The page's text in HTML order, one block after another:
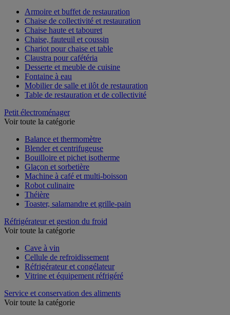
Armoire et buffet de restauration
Chaise de collectivité et restauration
Chaise haute et tabouret
Chaise, fauteuil et coussin
Chariot pour chaise et table
Claustra pour cafétéria
Desserte et meuble de cuisine
Fontaine à eau
Mobilier de salle et ilôt de restauration
Petit électroménager
Balance et thermomètre
Blender et centrifugeuse
Bouilloire et pichet isotherme
Glaçon et sorbetière
Machine à café et multi-boisson
Robot culinaire
Théière
Réfrigérateur et gestion du froid
Cave à vin
Cellule de refroidissement
Réfrigérateur et congélateur
Service et conservation des aliments